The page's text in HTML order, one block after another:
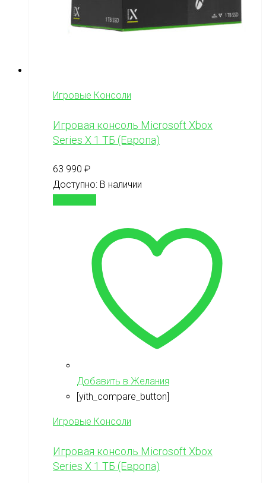
Игровые Консоли
Игровая консоль Microsoft Xbox
Series X 1 ТБ (Европа)
63 990 ₽
Доступно: В наличии
Добавить в Желания
[yith_compare_button]
Игровые Консоли
Игровая консоль Microsoft Xbox
Series X 1 ТБ (Европа)